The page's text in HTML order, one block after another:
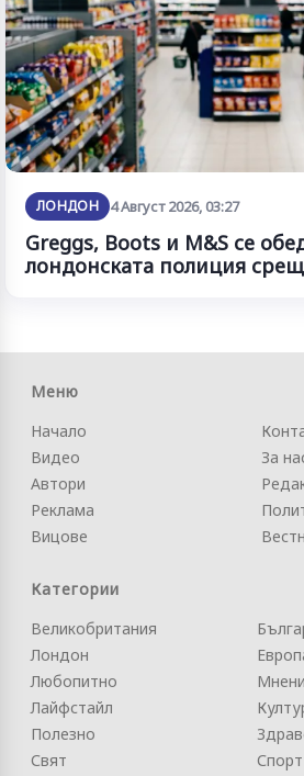
ЛОНДОН 4 Август 2026, 03:27
Greggs, Boots и M&S се
лондонската полиция
Меню
Начало
Видео
Автори
Реклама
Вицове
За
Категории
Великобритания
Лондон
Любопитно
Лайфстайл
Полезно
Свят
Спорт